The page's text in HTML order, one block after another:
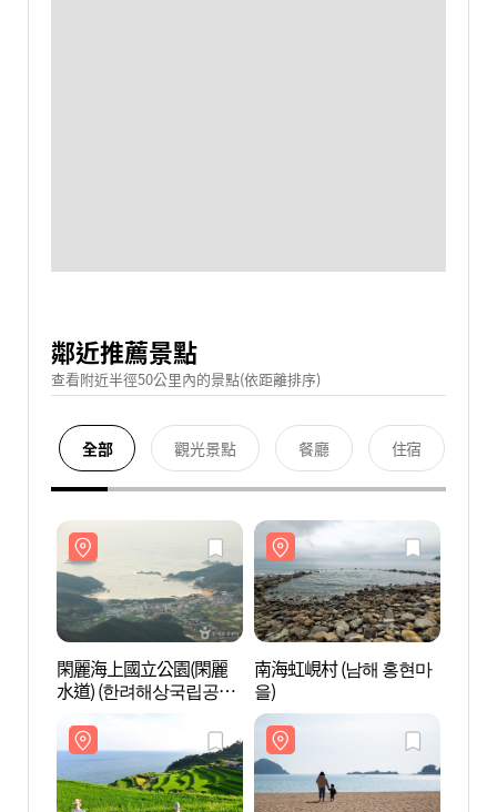
鄰近推薦景點
查看附近半徑50公里內的景點(依距離排序)
全部 觀光景點 餐廳 住宿
閑麗海上國立公園(閑麗
水道) (한려해상국립공원
南海虹峴村 (남해 홍현마
을)